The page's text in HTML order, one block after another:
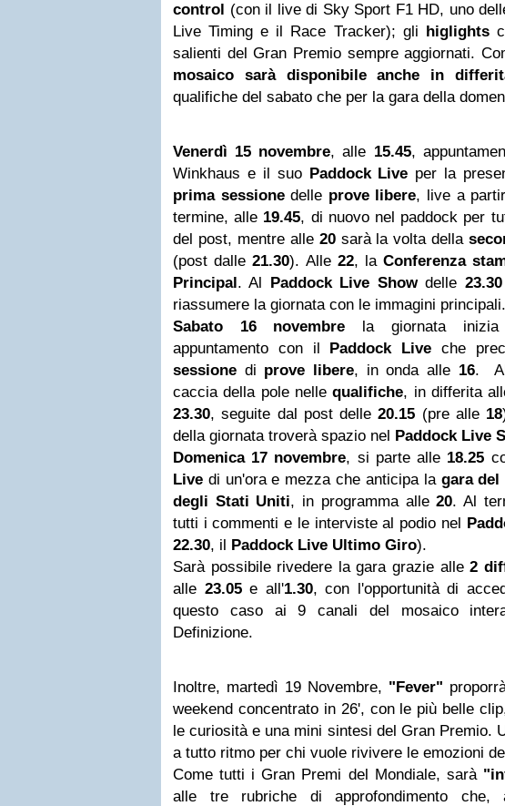
control (con il live di Sky Sport F1 HD, uno
Live Timing e il Race Tracker); gli higlights
salienti del Gran Premio sempre aggiornati.
mosaico sarà disponibile anche
in
qualifiche del sabato che per la gara della
Venerdì 15 novembre, alle 15.45,
Winkhaus e il suo Paddock Live per la
prima sessionedelle prove libere, live a
termine, alle 19.45, di nuovo nel paddock per
del post, mentre alle 20sarà la volta della
(post dalle 21.30). Alle 22, la Conferenza
Principal. Al Paddock Live Showdelle 23.30
riassumere la giornata con le immagini principali.
Sabato 16 novembre la giornata
appuntamento con il Paddock Live che
sessione di prove libere, in onda alle 16.
caccia della pole nellequalifiche, in differita
23.30, seguite dal post delle20.15 (pre alle 18
della giornata troverà spazio nel Paddock Live
Domenica 17 novembre, si parte alle 18.25
Live di un'ora e mezza che anticipa la gara del
degli Stati Uniti, in programma alle20. Al
tutti i commenti e le interviste al podio nel
22.30, il Paddock Live Ultimo Giro).
Sarà possibile rivedere la gara grazie alle2
alle 23.05e all'1.30, con l'opportunità di
questo caso ai 9 canali del mosaico
Definizione.
Inoltre, martedì 19 Novembre, "Fever"
weekend concentrato in 26', con le più belle
le curiosità e una mini sintesi del Gran Premio.
a tutto ritmo per chi vuole rivivere le emozioni
Come tutti i Gran Premi del Mondiale, sarà
alle tre rubriche di approfondimento